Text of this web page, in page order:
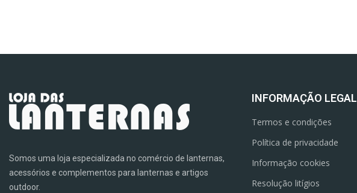
Somos uma loja especializada no comércio de lanternas,
acessórios e complementos para lanternas e artigos
outdoor.
INFORMAÇÃO LEGAL
Termos e condições
Política de privacidade
Informação cookies
Resolução litígios